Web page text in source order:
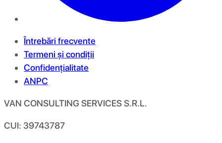
Întrebări frecvente
Termeni și condiții
Confidențialitate
ANPC
VAN CONSULTING SERVICES S.R.L.
CUI: 39743787